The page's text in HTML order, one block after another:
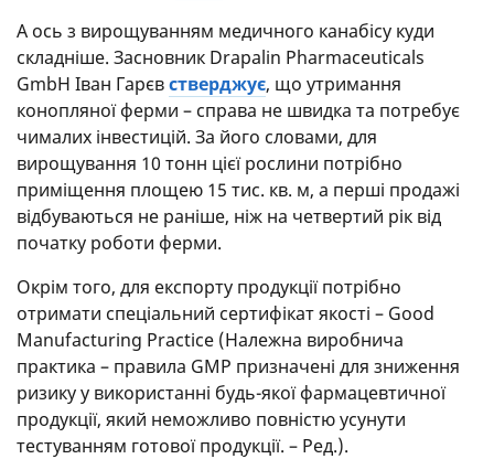
А ось з вирощуванням медичного канабісу куди
складніше. Засновник Drapalin Pharmaceuticals
GmbH Іван Гарєвстверджує, що утримання
конопляної ферми – справа не швидка та потребує
чималих інвестицій. За його словами, для
вирощування 10 тонн цієї рослини потрібно
приміщення площею 15 тис. кв. м, а перші продажі
відбуваються не раніше, ніж на четвертий рік від
початку роботи ферми.
Окрім того, для експорту продукції потрібно
отримати спеціальний сертифікат якості – Good
Manufacturing Practice (Належна виробнича
практика – правила GMP призначені для зниження
ризику у використанні будь-якої фармацевтичної
продукції, який неможливо повністю усунути
тестуванням готової продукції. – Ред.).